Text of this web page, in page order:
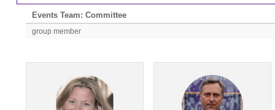
Events Team: Committee
group member